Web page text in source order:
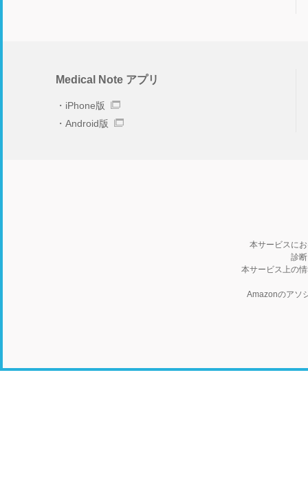
Medical Note アプリ
iPhone版
Android版
本サービスに
診
本サービス上の
Amazonのアソ